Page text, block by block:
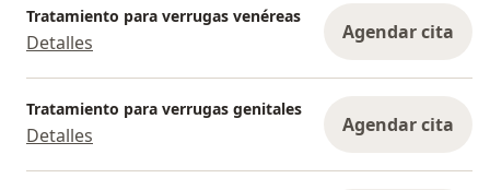
Tratamiento para verrugas venéreas
Detalles Agendar cita
Tratamiento para verrugas genitales
Detalles Agendar cita